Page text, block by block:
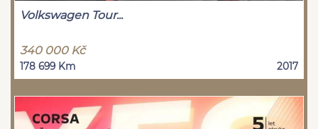
Volkswagen Tour...
340 000 Kč
178 699 Km 2017